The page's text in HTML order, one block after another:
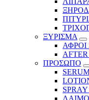
ΞΥΡΙΣΜΑ
ΑΦΡΟΙ
ΠΡΟΣΩΠΟ